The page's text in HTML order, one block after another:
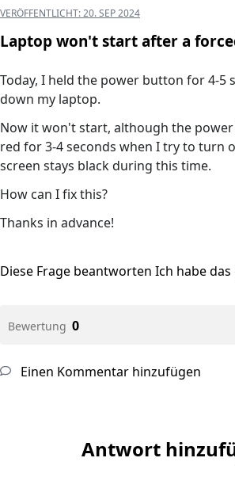
VERÖFFENTLICHT:20. SEP 2024
Laptop won't start after a
Today, I held the power button for 4-5
down my laptop.
Now it won't start, although the
red for 3-4 seconds when I try to turn
screen stays black during this time.
How can I fix this?
Thanks in advance!
Diese Frage beantworten Ich habe
Bewertung 0
Einen Kommentar hinzufügen
Antwort